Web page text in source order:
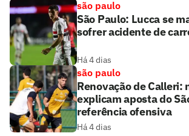
são paulo
São Paulo: Lucca se
sofrer acidente de
Há 4 dias
são paulo
Renovação de Calleri:
explicam aposta do
referência ofensiva
Há 4 dias